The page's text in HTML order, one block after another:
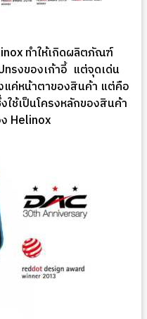
ทำให้เกิดผลิตภัณฑ์
ทรงของเก้าอี้ แต่จุดเด่น
แค่หน้าตาของสินค้า แต่คือ
ใช้เป็นโครงหลักของสินค้า
Helinox